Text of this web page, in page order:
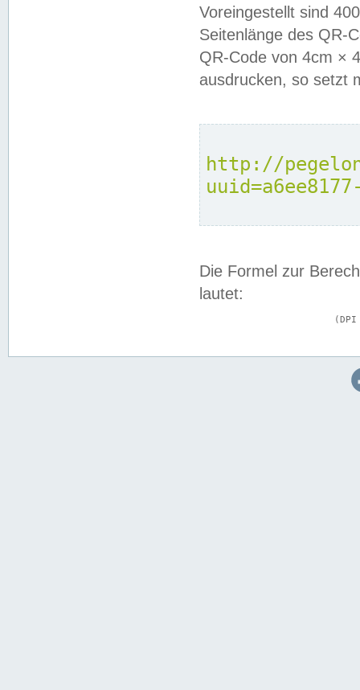
Voreingestellt sind
Seitenlänge des QR-
QR-Code von 4cm ×
ausdrucken, so setzt
http://
Die Formel zur
lautet: